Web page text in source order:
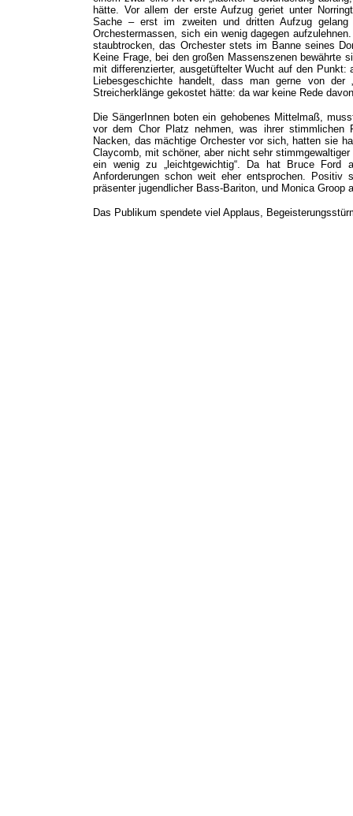
hätte. Vor allem der erste Aufzug geriet unter
Sache – erst im zweiten und dritten Aufzug
Orchestermassen, sich ein wenig dagegen
staubtrocken, das Orchester stets im Banne seines
Keine Frage, bei den großen Massenszenen bewährte
mit differenzierter, ausgetüftelter Wucht auf den
Liebesgeschichte handelt, dass man gerne von der
Streicherklänge gekostet hätte: da war keine Rede
Die SängerInnen boten ein gehobenes Mittelmaß,
vor dem Chor Platz nehmen, was ihrer stimmlichen
Nacken, das mächtige Orchester vor sich, hatten sie
Claycomb, mit schöner, aber nicht sehr
ein wenig zu „leichtgewichtig“. Da hat Bruce Ford
Anforderungen schon weit eher entsprochen.
präsenter jugendlicher Bass-Bariton, und Monica Groop
Das Publikum spendete viel Applaus,